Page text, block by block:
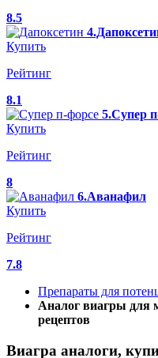
8.5
Купить
Рейтинг
8.1
5.Супер
Купить
Рейтинг
8
6.Аванафил
Купить
Рейтинг
7.8
Препараты для
Аналог виагры для
рецептов
Виагра аналоги,